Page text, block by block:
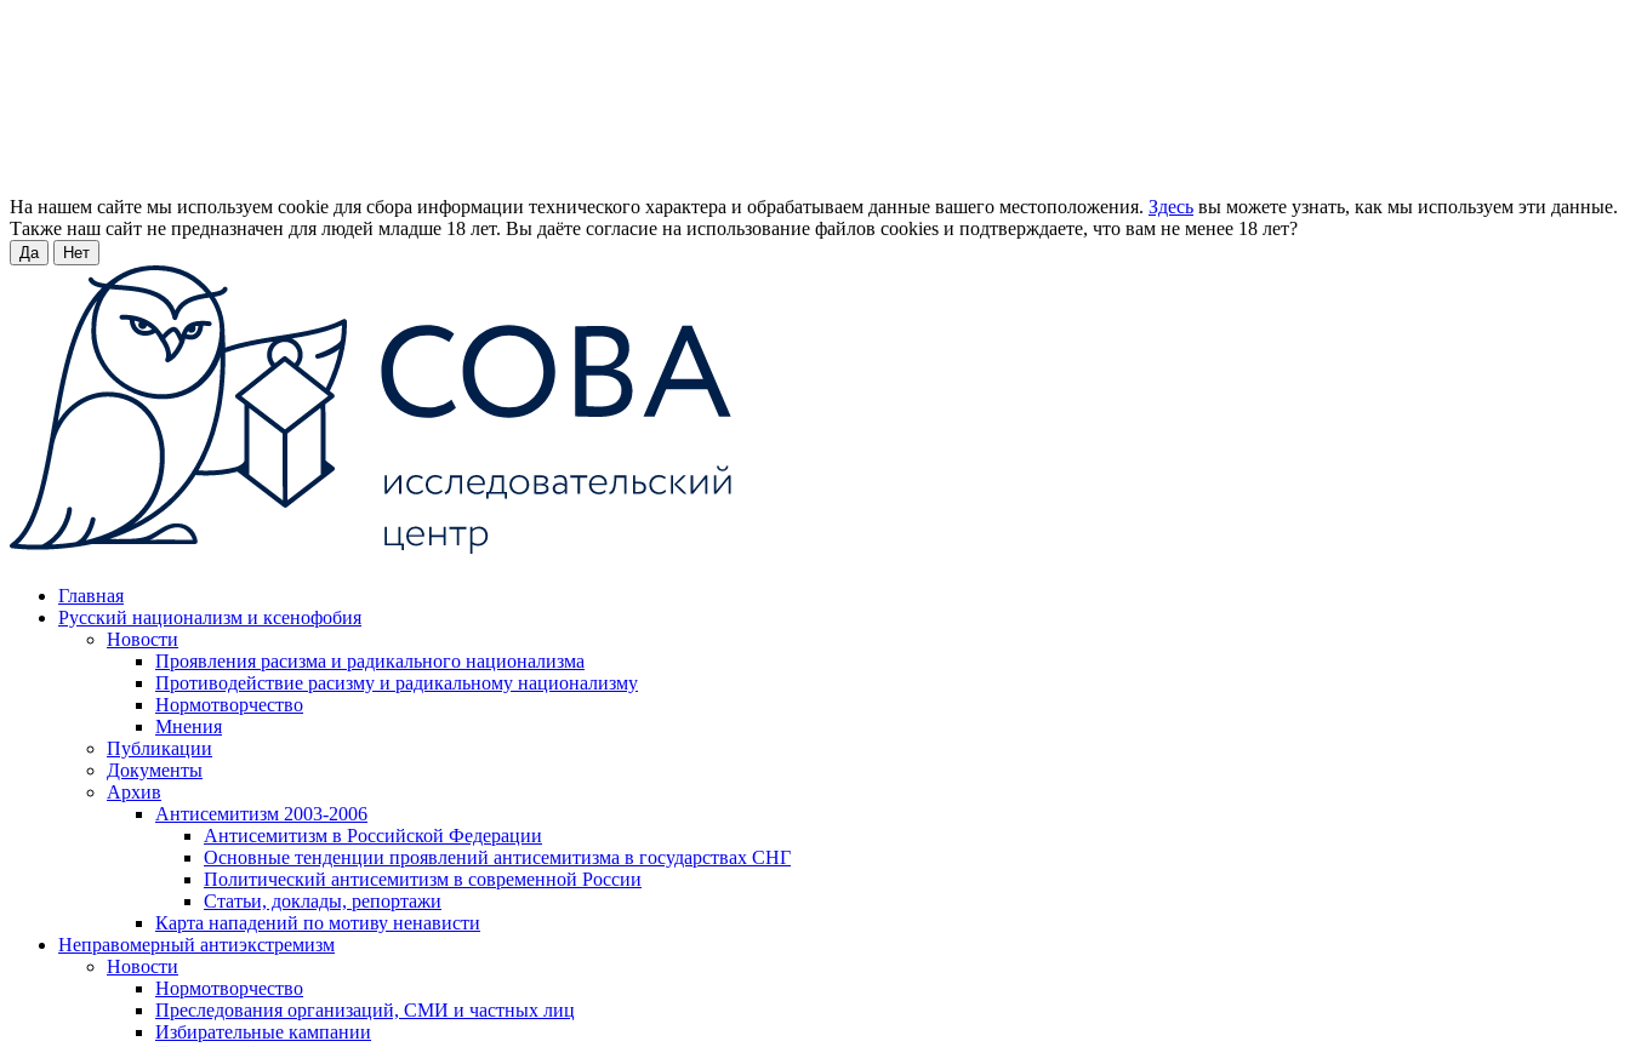
На нашем сайте мы используем cookie для сбора информации технического характера и обрабатываем данные вашего местоположения. Здесь вы можете узнать, как мы используем эти данные.
Также наш сайт не предназначен для людей младше 18 лет. Вы даёте согласие на использование файлов cookies и подтверждаете, что вам не менее 18 лет?
Да Нет
Главная
Русский национализм и ксенофобия
Новости
Проявления расизма и радикального национализма
Противодействие расизму и радикальному национализму
Нормотворчество
Мнения
Публикации
Документы
Архив
Антисемитизм 2003-2006
Антисемитизм в Российской Федерации
Основные тенденции проявлений антисемитизма в государствах СНГ
Политический антисемитизм в современной России
Статьи, доклады, репортажи
Карта нападений по мотиву ненависти
Неправомерный антиэкстремизм
Новости
Нормотворчество
Преследования организаций, СМИ и частных лиц
Избирательные кампании